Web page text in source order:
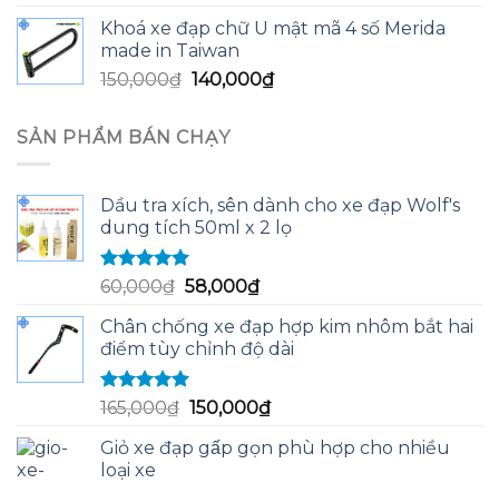
là:
130,000₫.
tại
125,000₫.
Khoá xe đạp chữ U mật mã 4 số Merida
made in Taiwan
150,000₫ Giá
là:
150,000₫.
140,000₫Giá
SẢN PHẨM BÁN CHẠY
Dầu tra xích, sên dành cho xe đạp Wolf's
dung tích 50ml x 2 lọ
Được xếp
hạng
sao
60,000₫ Giá
là:
60,000₫.
58,000₫Giá
tại
là:
Chân chống xe đạp hợp kim nhôm bắt hai
điểm tùy chỉnh độ dài
Được xếp
hạng
sao
165,000₫ Giá
là:
150,000₫Giá
tại
Giỏ xe đạp gấp gọn phù hợp cho nhiều
loại xe